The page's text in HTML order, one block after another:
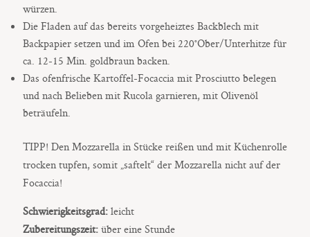
würzen.
Die Fladen auf das bereits vorgeheiztes Backblech mit
Backpapier setzen und im Ofen bei 220°Ober/Unterhitze für
ca. 12-15 Min. goldbraun backen.
Das ofenfrische Kartoffel-Focaccia mit Prosciutto belegen
und nach Belieben mit Rucola garnieren, mit Olivenöl
beträufeln.
TIPP! Den Mozzarella in Stücke reißen und mit Küchenrolle
trocken tupfen, somit „saftelt“ der Mozzarella nicht auf der
Focaccia!
Schwierigkeitsgrad:leicht
Zubereitungszeit:über eine Stunde